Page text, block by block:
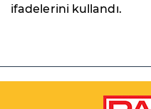
ifadelerini kullandı.